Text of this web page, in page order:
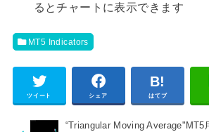
るとチャートに表示できます
MT5 Indicators
ツイート シェア はてブ
“Triangular Moving Average"MT5